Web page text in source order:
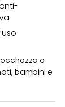
e
bambini e